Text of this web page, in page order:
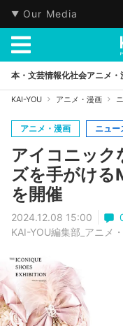
Our Media
本・文芸情報化社会アニメ・
KAI-YOU アニメ・漫画
アニメ・漫画 ニュー
アイコニック
ズを手がける
を開催
2024.12.08 15:00
KAI-YOU編集部_アニメ